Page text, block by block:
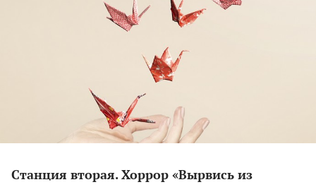
Станция вторая. Хоррор «Вырвись из